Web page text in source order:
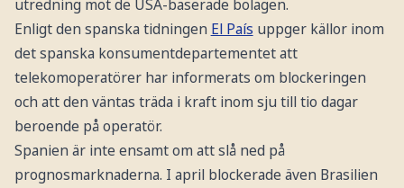
utredning mot de USA-baserade bolagen.
Enligt den spanska tidningen El País uppger källor inom
det spanska konsumentdepartementet att
telekomoperatörer har informerats om blockeringen
och att den väntas träda i kraft inom sju till tio dagar
beroende på operatör.
Spanien är inte ensamt om att slå ned på
prognosmarknaderna. I april blockerade även Brasilien